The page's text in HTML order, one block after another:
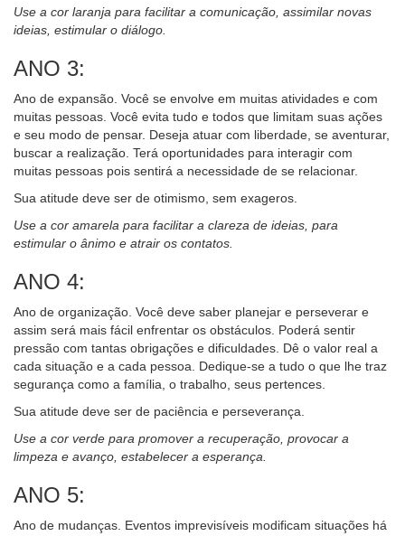
Use a cor laranja para facilitar a comunicação, assimilar novas
ideias, estimular o diálogo.
ANO 3:
Ano de expansão. Você se envolve em muitas atividades e com
muitas pessoas. Você evita tudo e todos que limitam suas ações
e seu modo de pensar. Deseja atuar com liberdade, se aventurar,
buscar a realização. Terá oportunidades para interagir com
muitas pessoas pois sentirá a necessidade de se relacionar.
Sua atitude deve ser de otimismo, sem exageros.
Use a cor amarela para facilitar a clareza de ideias, para
estimular o ânimo e atrair os contatos.
ANO 4:
Ano de organização. Você deve saber planejar e perseverar e
assim será mais fácil enfrentar os obstáculos. Poderá sentir
pressão com tantas obrigações e dificuldades. Dê o valor real a
cada situação e a cada pessoa. Dedique-se a tudo o que lhe traz
segurança como a família, o trabalho, seus pertences.
Sua atitude deve ser de paciência e perseverança.
Use a cor verde para promover a recuperação, provocar a
limpeza e avanço, estabelecer a esperança.
ANO 5:
Ano de mudanças. Eventos imprevisíveis modificam situações há